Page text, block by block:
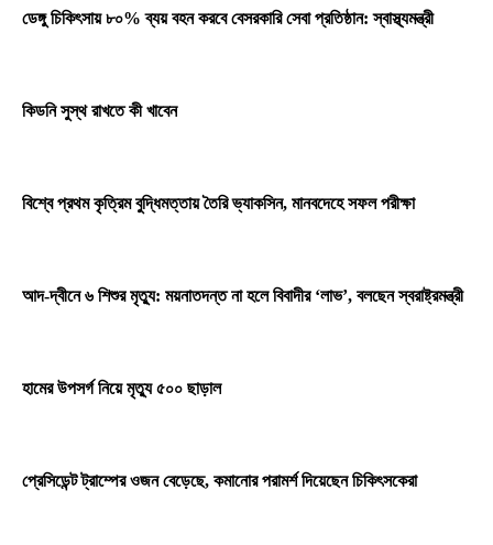
ডেঙ্গু চিকিৎসায় ৮০% ব্যয় বহন করবে বেসরকারি সেবা প্রতিষ্ঠান: স্বাস্থ্যমন্ত্রী
কিডনি সুস্থ রাখতে কী খাবেন
বিশ্বে প্রথম কৃত্রিম বুদ্ধিমত্তায় তৈরি ভ্যাকসিন, মানবদেহে সফল পরীক্ষা
আদ-দ্বীনে ৬ শিশুর মৃত্যু: ময়নাতদন্ত না হলে বিবাদীর ‘লাভ’, বলছেন স্বরাষ্ট্রমন্ত্রী
হামের উপসর্গ নিয়ে মৃত্যু ৫০০ ছাড়াল
প্রেসিডেন্ট ট্রাম্পের ওজন বেড়েছে, কমানোর পরামর্শ দিয়েছেন চিকিৎসকেরা